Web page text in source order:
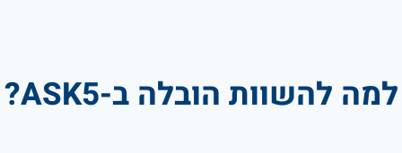
למה להשוות הובלה ב-ASK5?